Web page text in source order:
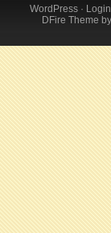
WordPress· Login
DFire Theme